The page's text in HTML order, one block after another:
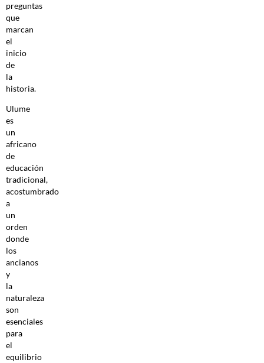
preguntas
que
marcan
el
inicio
de
la
historia.
Ulume
es
un
africano
de
educación
tradicional,
acostumbrado
a
un
orden
donde
los
ancianos
y
la
naturaleza
son
esenciales
para
el
equilibrio